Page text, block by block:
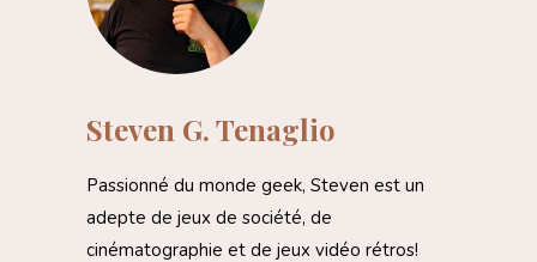
Steven G. Tenaglio
Passionné du monde geek, Steven est un
adepte de jeux de société, de
cinématographie et de jeux vidéo rétros!